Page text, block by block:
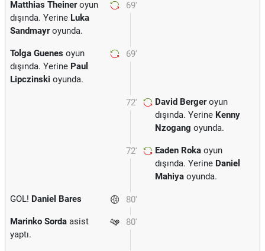
69'
Matthias Theineroyun
dışında. Yerine Luka
Sandmayroyunda.
69'
Tolga Guenes oyun
dışında. Yerine Paul
Lipczinski oyunda.
72' David Bergeroyun
dışında. Yerine Kenny
Nzogang oyunda.
72' Eaden Roka oyun
dışında. Yerine Daniel
Mahiya oyunda.
80'
GOL! Daniel Bares
80'
Marinko Sorda asist
yaptı.